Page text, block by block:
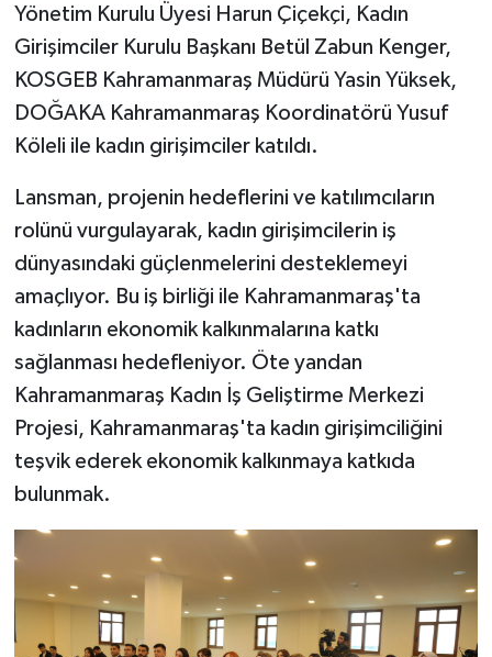
Yönetim Kurulu Üyesi Harun Çiçekçi, Kadın
Girişimciler Kurulu Başkanı Betül Zabun Kenger,
KOSGEB Kahramanmaraş Müdürü Yasin Yüksek,
DOĞAKA Kahramanmaraş Koordinatörü Yusuf
Köleli ile kadın girişimciler katıldı.
Lansman, projenin hedeflerini ve katılımcıların
rolünü vurgulayarak, kadın girişimcilerin iş
dünyasındaki güçlenmelerini desteklemeyi
amaçlıyor. Bu iş birliği ile Kahramanmaraş'ta
kadınların ekonomik kalkınmalarına katkı
sağlanması hedefleniyor. Öte yandan
Kahramanmaraş Kadın İş Geliştirme Merkezi
Projesi, Kahramanmaraş'ta kadın girişimciliğini
teşvik ederek ekonomik kalkınmaya katkıda
bulunmak.
TARİH
Genel
Politika
YEREL
BÖLGEDEN
BİLİM TEKNOLOJİ
SEÇİM 2015
ÇEVRE
YARIŞMALAR